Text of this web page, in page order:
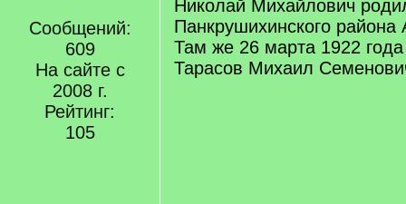
Сообщений:
609
На сайте с
2008 г.
Рейтинг:
105
Николай Михайлович
Панкрушихинского района
Там же 26 марта 1922
Тарасов Михаил